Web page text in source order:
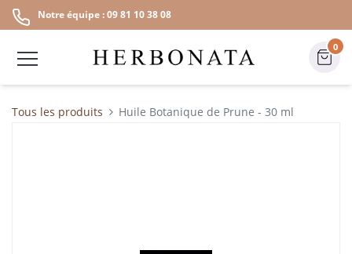
Notre équipe : 09 81 10 38 08
0
Tous les produits Huile Botanique de Prune - 30 ml